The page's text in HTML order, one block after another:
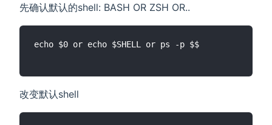
先确认默认的shell: BASH OR ZSH OR..
echo $0 or echo $SHELL or ps -p $$
改变默认shell